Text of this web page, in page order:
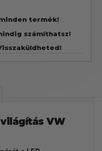
termék!
számíthatsz!
VW